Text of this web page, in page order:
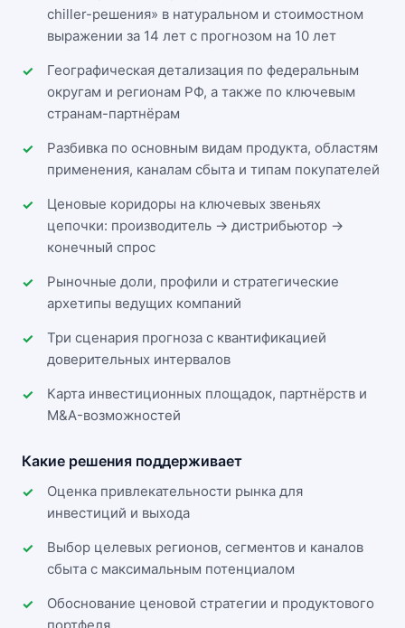
chiller-решения» в натуральном и стоимостном
выражении за 14 лет с прогнозом на 10 лет
Географическая детализация по федеральным
округам и регионам РФ, а также по ключевым
странам-партнёрам
Разбивка по основным видам продукта, областям
применения, каналам сбыта и типам покупателей
Ценовые коридоры на ключевых звеньях
цепочки: производитель → дистрибьютор →
конечный спрос
Рыночные доли, профили и стратегические
архетипы ведущих компаний
Три сценария прогноза с квантификацией
доверительных интервалов
Карта инвестиционных площадок, партнёрств и
M&A-возможностей
Какие решения поддерживает
Оценка привлекательности рынка для
инвестиций и выхода
Выбор целевых регионов, сегментов и каналов
сбыта с максимальным потенциалом
Обоснование ценовой стратегии и продуктового